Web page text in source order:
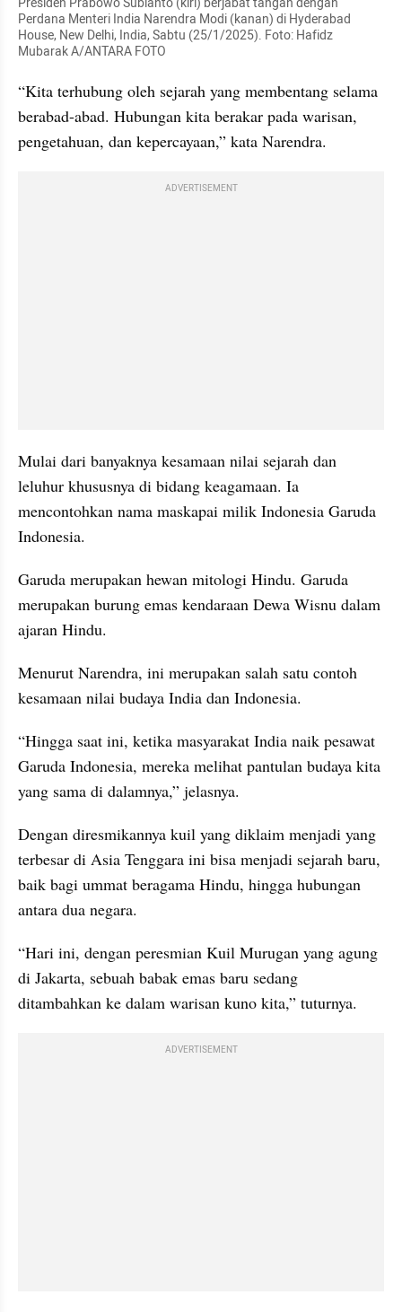
Perdana Menteri India Narendra Modi (kanan) di Hyderabad
House, New Delhi, India, Sabtu (25/1/2025). Foto: Hafidz
Mubarak A/ANTARA FOTO
“Kita terhubung oleh sejarah yang membentang selama
berabad-abad. Hubungan kita berakar pada warisan,
pengetahuan, dan kepercayaan,” kata Narendra.
ADVERTISEMENT
Mulai dari banyaknya kesamaan nilai sejarah dan
leluhur khususnya di bidang keagamaan. Ia
mencontohkan nama maskapai milik Indonesia Garuda
Indonesia.
Garuda merupakan hewan mitologi Hindu. Garuda
merupakan burung emas kendaraan Dewa Wisnu dalam
ajaran Hindu.
Menurut Narendra, ini merupakan salah satu contoh
kesamaan nilai budaya India dan Indonesia.
“Hingga saat ini, ketika masyarakat India naik pesawat
Garuda Indonesia, mereka melihat pantulan budaya kita
yang sama di dalamnya,” jelasnya.
Dengan diresmikannya kuil yang diklaim menjadi yang
terbesar di Asia Tenggara ini bisa menjadi sejarah baru,
baik bagi ummat beragama Hindu, hingga hubungan
antara dua negara.
“Hari ini, dengan peresmian Kuil Murugan yang agung
di Jakarta, sebuah babak emas baru sedang
ditambahkan ke dalam warisan kuno kita,” tuturnya.
ADVERTISEMENT